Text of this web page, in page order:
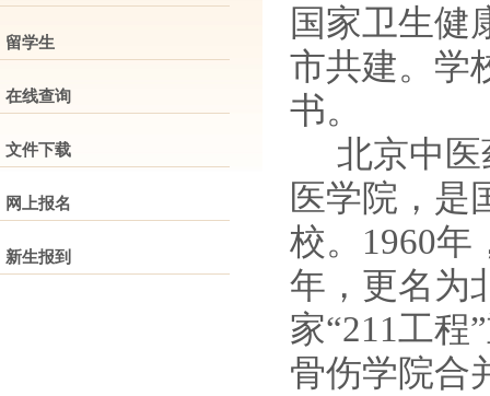
留学生
在线查询
文件下载
网上报名
新生报到
国家卫生健
市共建。 学
书。
北京中
医学院，是
校。1960年
年，更名为
家“211工程
骨伤学院合